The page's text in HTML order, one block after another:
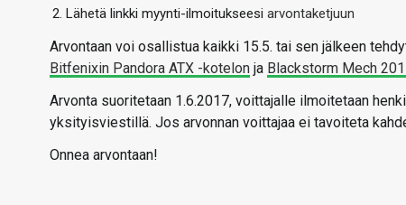
Lähetä linkki myynti-ilmoitukseesi arvontaketjuun
Arvontaan voi osallistua kaikki 15.5. tai sen jälkeen
Bitfenixin Pandora ATX -kotelon ja Blackstorm Mech
Arvonta suoritetaan 1.6.2017, voittajalle ilmoitetaan
yksityisviestillä. Jos arvonnan voittajaa ei tavoiteta
Onnea arvontaan!